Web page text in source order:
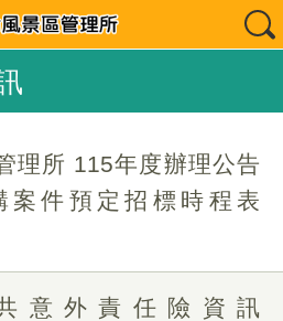
理所 115年度辦理公告
案件預定招標時程表
意外責任險資訊